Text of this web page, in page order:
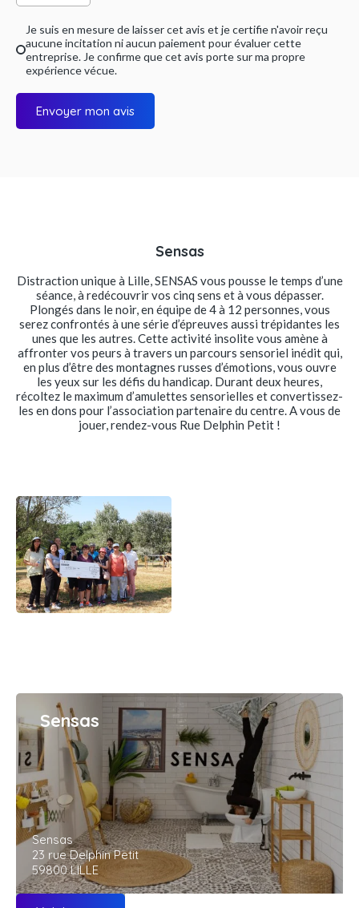
Je suis en mesure de laisser cet avis et je certifie n'avoir reçu
aucune incitation ni aucun paiement pour évaluer cette
entreprise. Je confirme que cet avis porte sur ma propre
expérience vécue.
Envoyer mon avis
Sensas
Distraction unique à Lille, SENSAS vous pousse le temps d’une
séance, à redécouvrir vos cinq sens et à vous dépasser.
Plongés dans le noir, en équipe de 4 à 12 personnes, vous
serez confrontés à une série d’épreuves aussi trépidantes les
unes que les autres. Cette activité insolite vous amène à
affronter vos peurs à travers un parcours sensoriel inédit qui,
en plus d’être des montagnes russes d’émotions, vous ouvre
les yeux sur les défis du handicap. Durant deux heures,
récoltez le maximum d’amulettes sensorielles et convertissez-
les en dons pour l’association partenaire du centre. A vous de
jouer, rendez-vous Rue Delphin Petit !
Sensas
Sensas
23 rue Delphin Petit
59800 LILLE